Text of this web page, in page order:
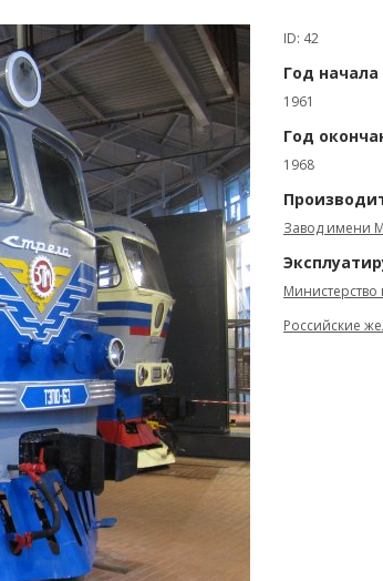
ID: 42
Год
1961
Год
1968
Завод имени
Российские